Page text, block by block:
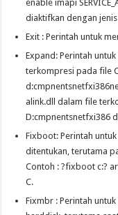
enable imapi
diaktifkan dengan jenis
Exit : Perintah untuk
Expand: Perintah
terkompresi pada file
alink.dll dalam file
D:cmpnentsnetfxi386
Fixboot: Perintah
ditentukan, terutama
Contoh : ?fixboot c:?
C.
Fixmbr : Perintah